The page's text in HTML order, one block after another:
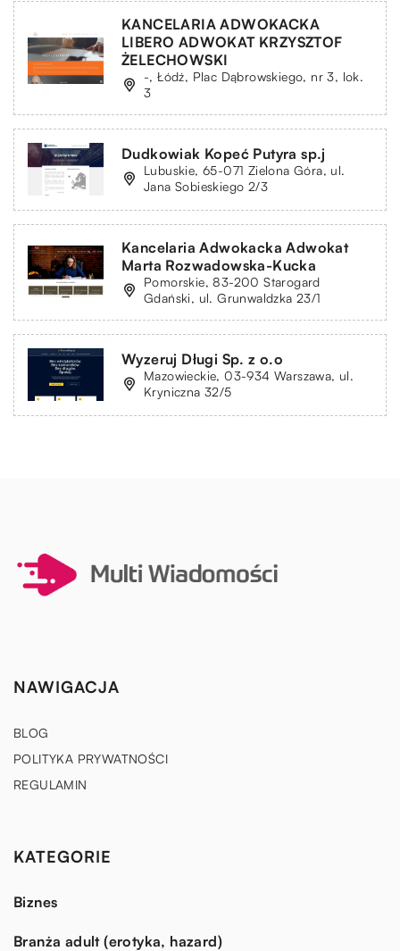
KANCELARIA ADWOKACKA
LIBERO ADWOKAT KRZYSZTOF
ŻELECHOWSKI
-, Łódź, Plac Dąbrowskiego, nr 3, lok.
3
Dudkowiak Kopeć Putyra sp.j
Lubuskie, 65-071 Zielona Góra, ul.
Jana Sobieskiego 2/3
Kancelaria Adwokacka Adwokat
Marta Rozwadowska-Kucka
Pomorskie, 83-200 Starogard
Gdański, ul. Grunwaldzka 23/1
Wyzeruj Długi Sp. z o.o
Mazowieckie, 03-934 Warszawa, ul.
Kryniczna 32/5
NAWIGACJA
BLOG
POLITYKA PRYWATNOŚCI
REGULAMIN
KATEGORIE
Biznes
Branża adult (erotyka, hazard)